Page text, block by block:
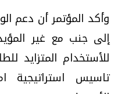
وأكد المؤتمر أن دعم
إلى جنب مع غير
للأستخدام المتزايد
تاسيس استراتيجية